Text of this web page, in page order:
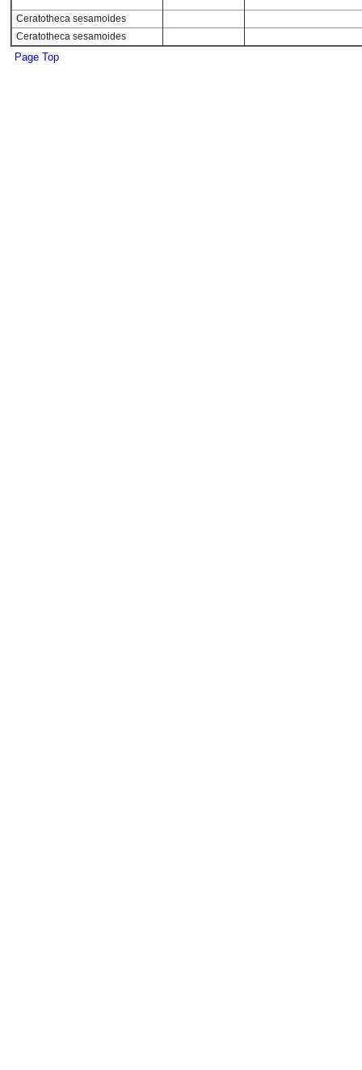
Ceratotheca sesamoides
Ceratotheca sesamoides
Page Top